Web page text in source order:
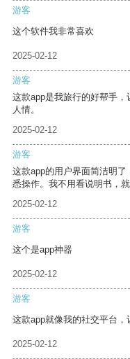
游客
这个软件我非常喜欢
2025-02-12
游客
这款app是我旅行的好帮手
人情。
2025-02-12
游客
这款app的用户界面简洁明
悉操作。我不用看说明书，
2025-02-12
游客
这个是app神器
2025-02-12
游客
这款app就像我的社交平台，
2025-02-12